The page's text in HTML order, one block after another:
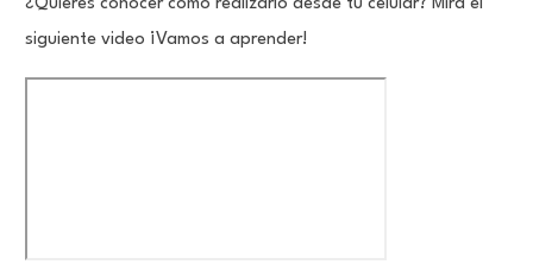
¿Quieres conocer como realizarlo desde tu celular? Mira el
siguiente video ¡Vamos a aprender!